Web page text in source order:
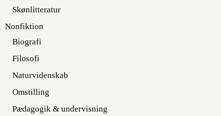
Skønlitteratur
Nonfiktion
Biografi
Filosofi
Naturvidenskab
Omstilling
Pædagogik & undervisning